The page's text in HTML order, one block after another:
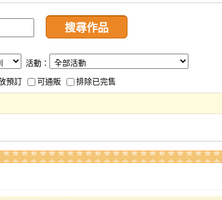
活動：
預訂 可通販 排除已完售